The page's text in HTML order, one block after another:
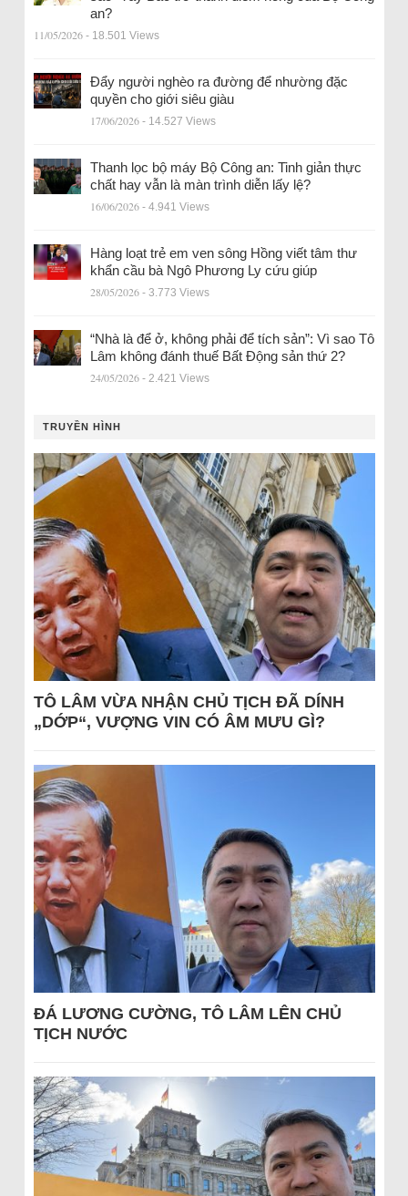
an?
11/05/2026 - 18.501 Views
Đẩy người nghèo ra đường để nhường đặc
quyền cho giới siêu giàu
17/06/2026 - 14.527 Views
Thanh lọc bộ máy Bộ Công an: Tinh giản thực
chất hay vẫn là màn trình diễn lấy lệ?
16/06/2026 - 4.941 Views
Hàng loạt trẻ em ven sông Hồng viết tâm thư
khẩn cầu bà Ngô Phương Ly cứu giúp
28/05/2026 - 3.773 Views
“Nhà là để ở, không phải để tích sản”: Vì sao Tô
Lâm không đánh thuế Bất Động sản thứ 2?
24/05/2026 - 2.421 Views
TRUYỀN HÌNH
TÔ LÂM VỪA NHẬN CHỦ TỊCH ĐÃ DÍNH
„DỚP“, VƯỢNG VIN CÓ ÂM MƯU GÌ?
ĐÁ LƯƠNG CƯỜNG, TÔ LÂM LÊN CHỦ
TỊCH NƯỚC